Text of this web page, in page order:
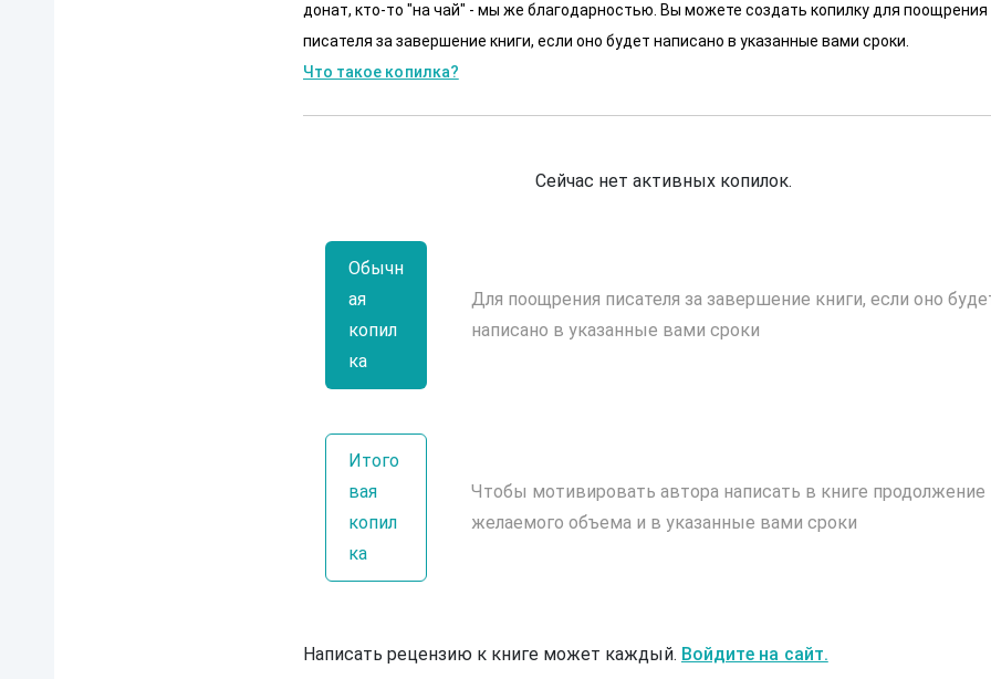
донат, кто-то "на чай" - мы же благодарностью. Вы можете создать копилку для поощрения
писателя за завершение книги, если оно будет написано в указанные вами сроки.
Что такое копилка?
Сейчас нет активных копилок.
Обычн
ая
копил
ка
Для поощрения писателя за завершение книги, если оно
написано в указанные вами сроки
Итого
вая
копил
ка
Чтобы мотивировать автора написать в книге продолжение
желаемого объема и в указанные вами сроки
Написать рецензию к книге может каждый. Войдите на сайт.